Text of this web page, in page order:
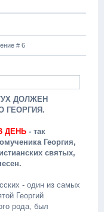
# 6
ДОЛЖЕН
ГЕОРГИЯ.
ДЕНЬ - так
Георгия,
святых,
- один из самых
Георгий
рода, был